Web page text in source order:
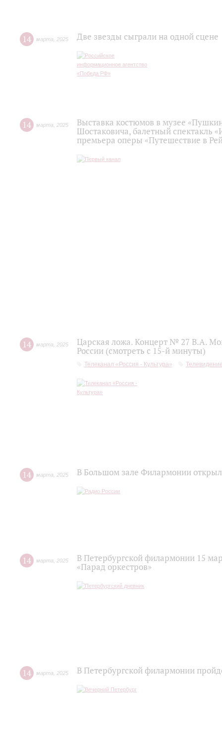
14 марта 2025 Две звезды сыграли на одной сцене
14 марта 2025
Выставка костюмов в музее
Шостаковича, балетный спектакль
премьера оперы «Путешествие в
14 марта 2025
Царская ложа. Концерт № 27 В.А.
России (смотреть с 15-й минуты)
Телеканал «Россия - Культура»
14 марта 2025 В Большом зале Филармонии
14 марта 2025
В Петербургской филармонии 15
«Парад оркестров»
14 марта 2025 В Петербургской филармонии